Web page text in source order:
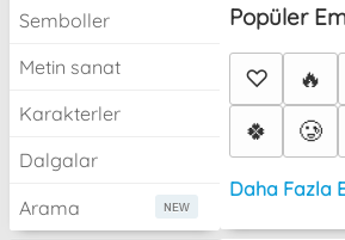
Semboller
Metin sanat
Karakterler
Dalgalar
Arama
Popüler
♡ 🔥
🍀
🥲
Daha Fazla